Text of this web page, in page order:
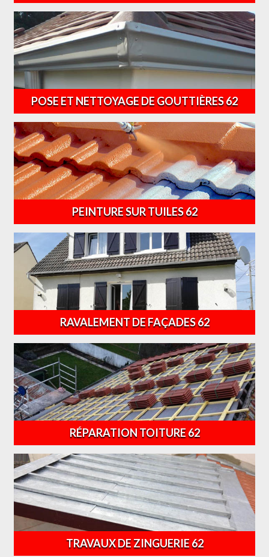
POSE ET NETTOYAGE DE GOUTTIÈRES 62
PEINTURE SUR TUILES 62
RAVALEMENT DE FAÇADES 62
RÉPARATION TOITURE 62
TRAVAUX DE ZINGUERIE 62